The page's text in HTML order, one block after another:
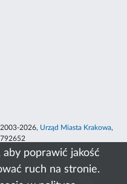
poprawić jakość
ruch na stronie.
2026, Urząd Miasta Krakowa,